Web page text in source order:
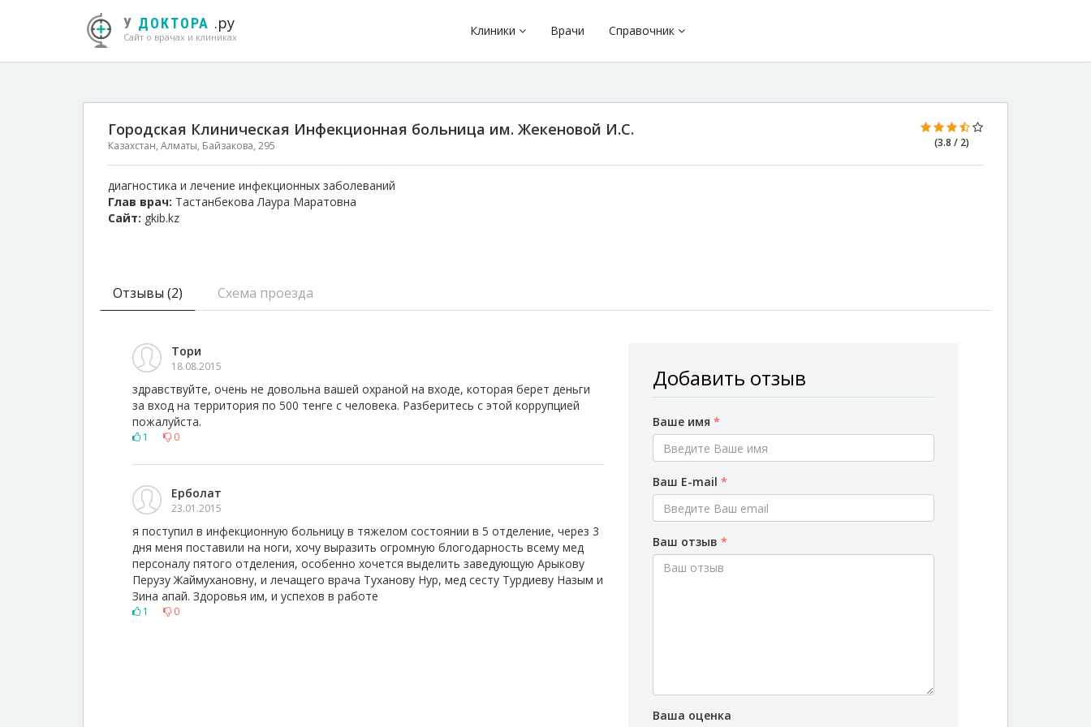
У ДОКТОРА .ру
Сайт о врачах и клиниках Клиники Врачи Справочник
(3.8 / 2)
Городская Клиническая Инфекционная больница им. Жекеновой И.С.
Казахстан, Алматы, Байзакова, 295
диагностика и лечение инфекционных заболеваний
Глав врач: Тастанбекова Лаура Маратовна
Сайт: gkib.kz
Отзывы (2) Схема проезда
Тори
18.08.2015
здравствуйте, очень не довольна вашей охраной на входе, которая берет деньги
за вход на территория по 500 тенге с человека. Разберитесь с этой коррупцией
пожалуйста.
1 0
Ерболат
23.01.2015
я поступил в инфекционную больницу в тяжелом состоянии в 5 отделение, через 3
дня меня поставили на ноги, хочу выразить огромную блогодарность всему мед
персоналу пятого отделения, особенно хочется выделить заведующую Арыкову
Перузу Жаймухановну, и лечащего врача Туханову Нур, мед сесту Турдиеву Назым и
Зина апай. Здоровья им, и успехов в работе
1 0
Добавить отзыв
Ваше имя*
Ваш E-mail*
Ваш отзыв*
Ваша оценка